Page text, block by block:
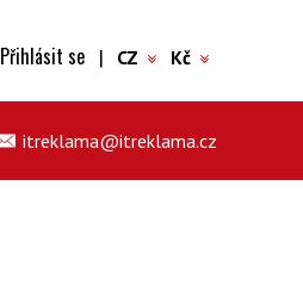
Přihlásit se | CZ Kč
itreklama@itreklama.cz